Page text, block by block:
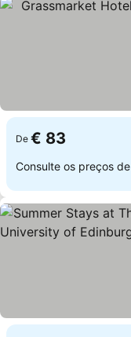
De € 83
Consulte os preços de